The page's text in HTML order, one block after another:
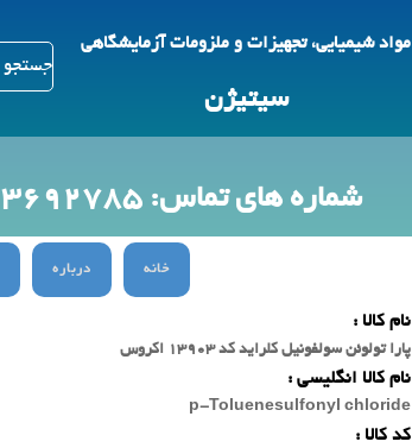
مواد شیمیایی، تجهیزات و ملزومات آزمایشگاهی
سیتیژن
شماره های تماس: 09123692785 -88618425
خانه درباره
نام کالا :
پارا تولوئن سولفونیل کلراید کد 13903 اکروس
نام کالا انگلیسی :
p-Toluenesulfonyl chloride
کد کالا :